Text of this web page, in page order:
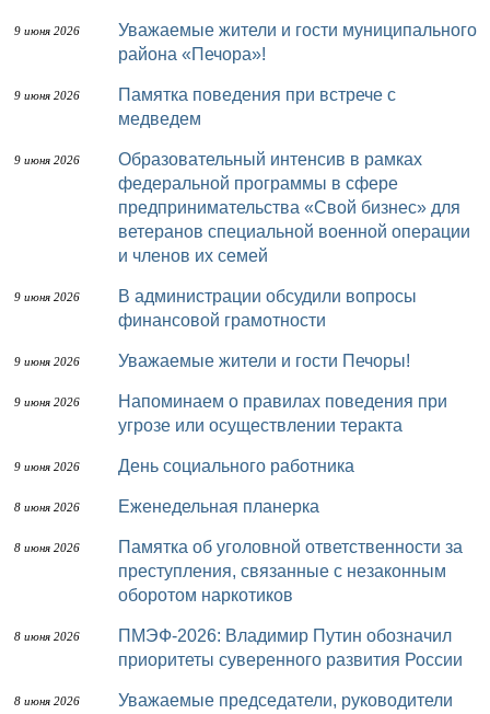
9 июня 2026
Уважаемые жители и гости муниципального
района «Печора»!
9 июня 2026
Памятка поведения при встрече с
медведем
9 июня 2026
Образовательный интенсив в рамках
федеральной программы в сфере
предпринимательства «Свой бизнес» для
ветеранов специальной военной операции
и членов их семей
9 июня 2026
В администрации обсудили вопросы
финансовой грамотности
9 июня 2026 Уважаемые жители и гости Печоры!
9 июня 2026
Напоминаем о правилах поведения при
угрозе или осуществлении теракта
9 июня 2026 День социального работника
8 июня 2026 Еженедельная планерка
8 июня 2026
Памятка об уголовной ответственности за
преступления, связанные с незаконным
оборотом наркотиков
8 июня 2026
ПМЭФ-2026: Владимир Путин обозначил
приоритеты суверенного развития России
8 июня 2026
Уважаемые председатели, руководители